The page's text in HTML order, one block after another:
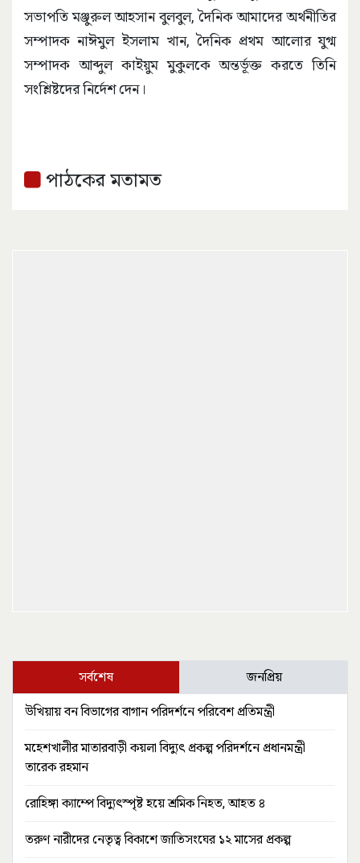
সভাপতি মঞ্জুরুল আহসান বুলবুল, দৈনিক আমাদের অর্থনীতির
সম্পাদক নাঈমুল ইসলাম খান, দৈনিক প্রথম আলোর যুগ্ম
সম্পাদক আব্দুল কাইয়ুম মুকুলকে অন্তর্ভূক্ত করতে তিনি
সংশ্লিষ্টদের নির্দেশ দেন।
পাঠকের মতামত
সর্বশেষ জনপ্রিয়
উখিয়ায় বন বিভাগের বাগান পরিদর্শনে পরিবেশ প্রতিমন্ত্রী
মহেশখালীর মাতারবাড়ী কয়লা বিদ্যুৎ প্রকল্প পরিদর্শনে প্রধানমন্ত্রী
তারেক রহমান
রোহিঙ্গা ক্যাম্পে বিদ্যুৎস্পৃষ্ট হয়ে শ্রমিক নিহত, আহত ৪
তরুণ নারীদের নেতৃত্ব বিকাশে জাতিসংঘের ১২ মাসের প্রকল্প